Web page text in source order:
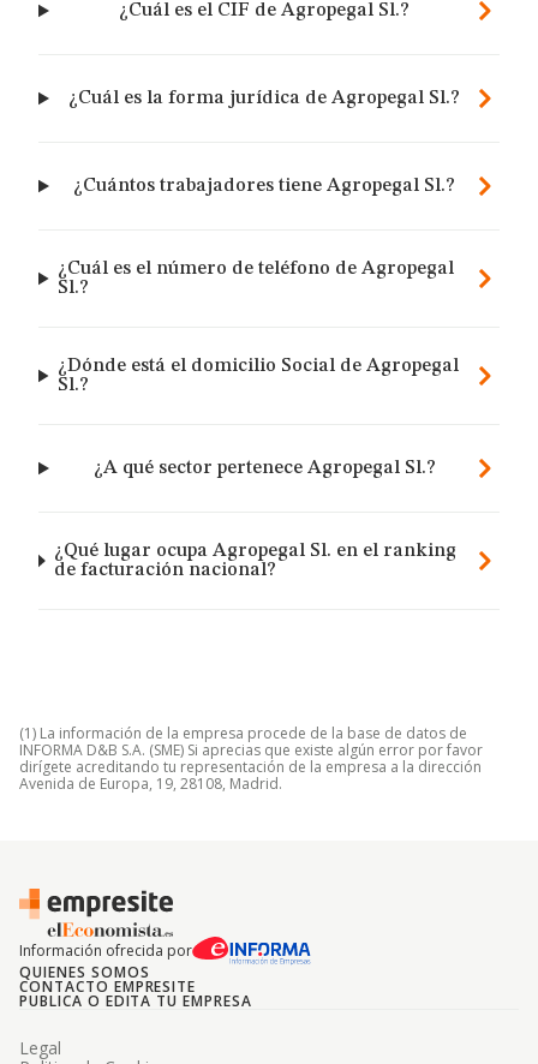
¿Cuál es el CIF de Agropegal Sl.?
¿Cuál es la forma jurídica de Agropegal Sl.?
¿Cuántos trabajadores tiene Agropegal Sl.?
¿Cuál es el número de teléfono de Agropegal
Sl.?
¿Dónde está el domicilio Social de Agropegal
Sl.?
¿A qué sector pertenece Agropegal Sl.?
¿Qué lugar ocupa Agropegal Sl. en el ranking
de facturación nacional?
(1) La información de la empresa procede de la base de datos de
INFORMA D&B S.A. (SME) Si aprecias que existe algún error por favor
dirígete acreditando tu representación de la empresa a la dirección
Avenida de Europa, 19, 28108, Madrid.
Información ofrecida por
QUIENES SOMOS
CONTACTO EMPRESITE
PUBLICA O EDITA TU EMPRESA
Legal